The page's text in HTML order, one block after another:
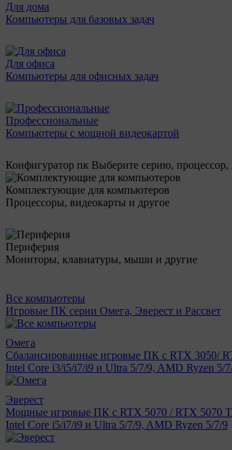
Для дома
Компьютеры для базовых задач
Для офиса
Компьютеры для офисных задач
Профессиональные
Компьютеры с мощной видеокартой
Конфигуратор пк Выберите серию,
Комплектующие для компьютеров
Процессоры, видеокарты и другое
Периферия
Мониторы, клавиатуры, мыши и другие
Все компьютеры
Игровые ПК серии Омега, Эверест и Рассвет
Омега
Сбалансированные игровые ПК с RTX 3050/
Intel Core i3/i5/i7/i9 и Ultra 5/7/9, AMD Ryzen 5/
Эверест
Мощные игровые ПК с RTX 5070 / RTX 5070
Intel Core i5/i7/i9 и Ultra 5/7/9, AMD Ryzen 5/7/9